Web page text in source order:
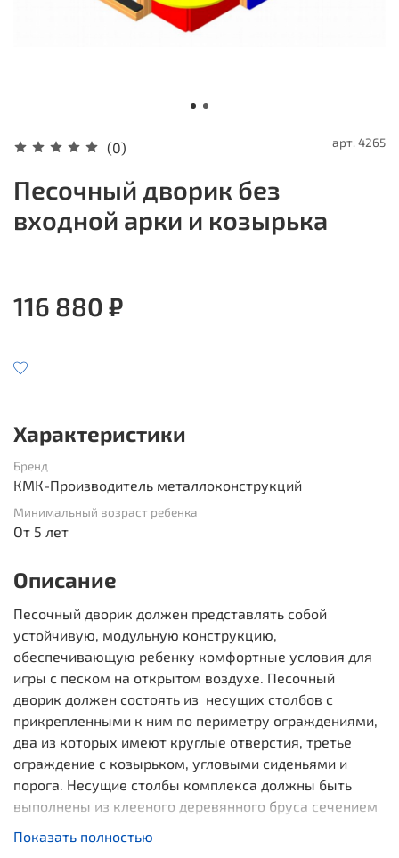
(0) арт. 4265
Песочный дворик без
входной арки и козырька
116 880 ₽
Характеристики
Бренд
КМК-Производитель металлоконструкций
Минимальный возраст ребенка
От 5 лет
Описание
Песочный дворик должен представлять собой
устойчивую, модульную конструкцию,
обеспечивающую ребенку комфортные условия для
игры с песком на открытом воздухе. Песочный
дворик должен состоять из несущих столбов с
прикрепленными к ним по периметру ограждениями,
два из которых имеют круглые отверстия, третье
ограждение с козырьком, угловыми сиденьями и
порога. Несущие столбы комплекса должны быть
выполнены из клееного деревянного бруса сечением
канавкой посередине. Сверху столб должен
Показать полностью